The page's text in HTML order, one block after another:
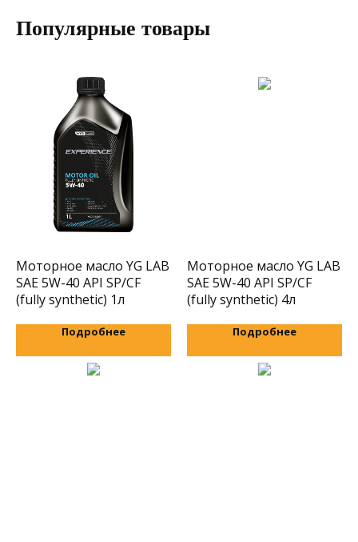
Популярные товары
Моторное масло YG LAB
SAE 5W-40 API SP/CF
(fully synthetic) 1л
Подробнее
Моторное масло YG LAB
SAE 5W-40 API SP/CF
(fully synthetic) 4л
Подробнее
Оптовым покупателям
Заполните заявку и получите оптовый
прайс-лист на весь ассортимент
продукции YG LAB
+7
Я даю согласие на обработку своих
персональных данных согласно